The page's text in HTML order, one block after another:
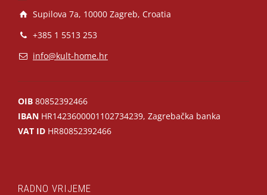
Supilova 7a, 10000 Zagreb, Croatia
+385 1 5513 253
info@kult-home.hr
OIB 80852392466
IBAN HR1423600001102734239, Zagrebačka banka
VAT ID HR80852392466
RADNO VRIJEME